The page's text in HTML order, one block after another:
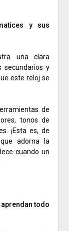
y sus
una clara
secundarios y
este reloj se
de
tonos de
¡Esta es, de
adorna la
cuando un
todo